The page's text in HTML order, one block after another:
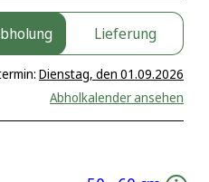
Lieferung
Dienstag, den 01.09.2026
Abholkalender ansehen